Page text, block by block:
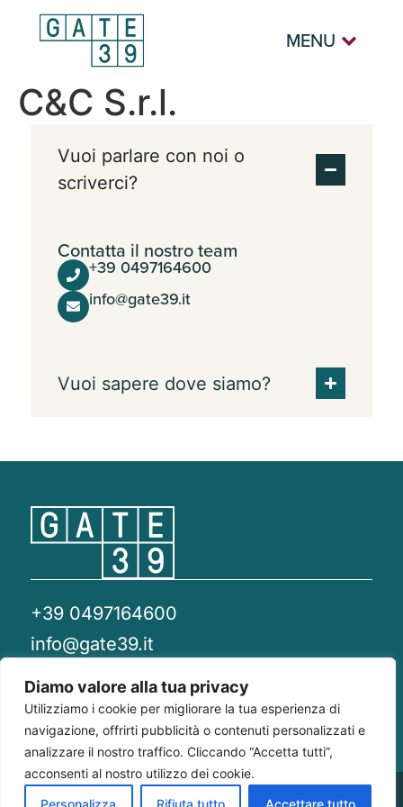
Diamo valore alla tua privacy
Utilizziamo i cookie per migliorare la tua esperienza di
navigazione, offrirti pubblicità o contenuti personalizzati e
analizzare il nostro traffico. Cliccando “Accetta tutti”,
acconsenti al nostro utilizzo dei cookie.
Personalizza
Rifiuta tutto Accettare tutto
MENU
C&C S.r.l.
Vuoi parlare con noi o
scriverci?
Contatta il nostro team
+39 0497164600
info@gate39.it
Vuoi sapere dove siamo?
+39 0497164600
info@gate39.it
gate39@pec.it
Privacy Policy Whistleblowing Compliance 231
Gate 39 Largo Francesco Richini, 2/A 20122 P.Iva/CF